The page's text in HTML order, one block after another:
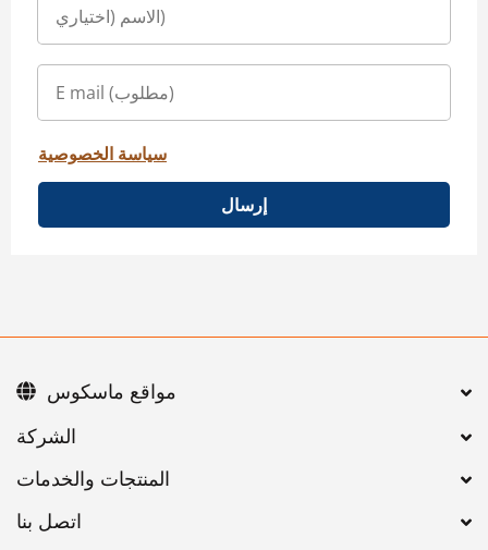
سياسة الخصوصية
إرسال
اتصل بنا
مواقع ماسكوس